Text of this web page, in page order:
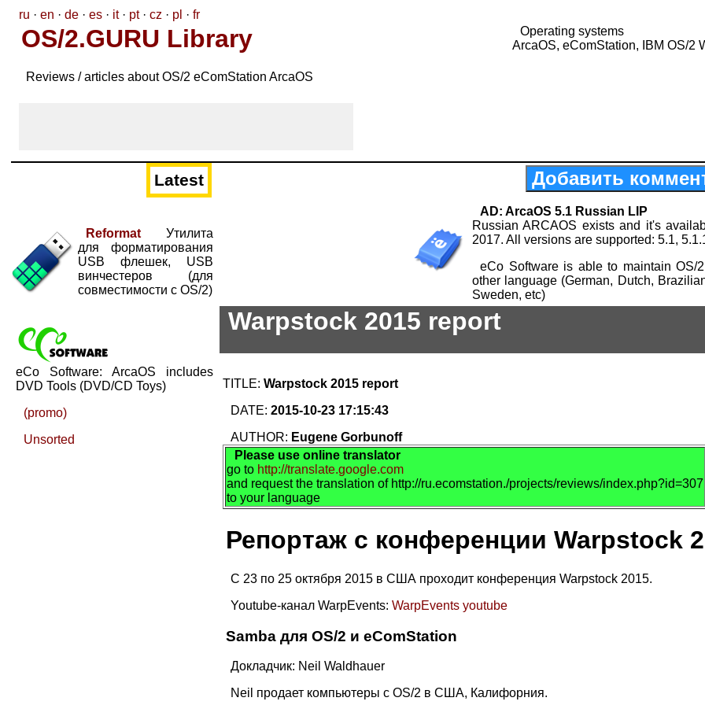
ru · en · de · es · it· pt· cz · pl · fr
OS/2.GURU Library
Reviews / articles about OS/2 eComStation ArcaOS
Operating systems
ArcaOS, eComStation, IBM OS/2
Latest
Reformat Утилита
для форматирования
USB флешек, USB
винчестеров (для
совместимости с OS/2)
eCo Software: ArcaOS includes
DVD Tools (DVD/CD Toys)
(promo)
Unsorted
Добавить
AD: ArcaOS 5.1 Russian LIP
Russian ARCAOS exists and it's
2017. All versions are supported: 5.1,
eCo Software is able to maintain OS/
other language (German, Dutch,
Sweden, etc)
Warpstock 2015 report
TITLE: Warpstock 2015 report
DATE: 2015-10-23 17:15:43
AUTHOR: Eugene Gorbunoff
Please use online translator
go to http://translate.google.com
and request the translation of http://ru.ecomstation./projects/reviews/index.php?id=307
to your language
Репортаж с конференции Warpstock
С 23 по 25 октября 2015 в США проходит конференция Warpstock 2015.
Youtube-канал WarpEvents: WarpEvents youtube
Samba для OS/2 и eComStation
Докладчик: Neil Waldhauer
Neil продает компьютеры с OS/2 в США, Калифорния.